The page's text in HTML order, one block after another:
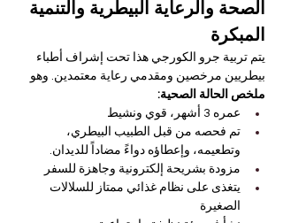
الصحة والرعاية البيطرية والتنمية
المبكرة
يتم تربية جرو الكورجي هذا تحت إشراف أطباء
بيطريين مرخصين ومقدمي رعاية معتمدين. وهو
ملخص الحالة الصحية:
عمره 3 أشهر، قوي ونشيط
تم فحصه من قبل الطبيب البيطري،
وتطعيمه، وإعطاؤه دواءً مضاداً للديدان.
مزودة بشريحة إلكترونية وجاهزة للسفر
يتغذى على نظام غذائي ممتاز للسلالات
الصغيرة